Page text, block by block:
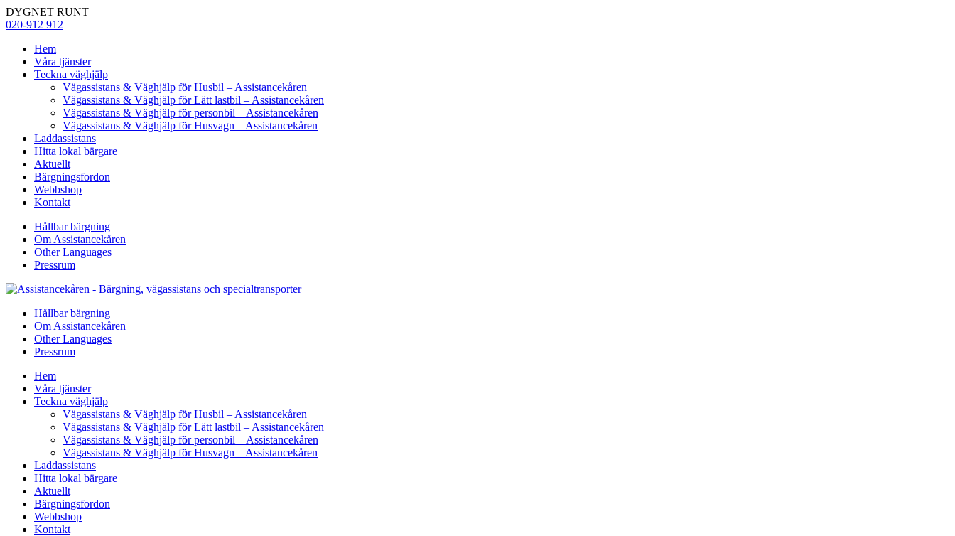
DYGNET RUNT
020-912 912
Hem
Våra tjänster
Teckna väghjälp
Vägassistans & Väghjälp för Husbil – Assistancekåren
Vägassistans & Väghjälp för Lätt lastbil – Assistancekåren
Vägassistans & Väghjälp för personbil – Assistancekåren
Vägassistans & Väghjälp för Husvagn – Assistancekåren
Laddassistans
Hitta lokal bärgare
Aktuellt
Bärgningsfordon
Webbshop
Kontakt
Hållbar bärgning
Om Assistancekåren
Other Languages
Pressrum
Hållbar bärgning
Om Assistancekåren
Other Languages
Pressrum
Hem
Våra tjänster
Teckna väghjälp
Vägassistans & Väghjälp för Husbil – Assistancekåren
Vägassistans & Väghjälp för Lätt lastbil – Assistancekåren
Vägassistans & Väghjälp för personbil – Assistancekåren
Vägassistans & Väghjälp för Husvagn – Assistancekåren
Laddassistans
Hitta lokal bärgare
Aktuellt
Bärgningsfordon
Webbshop
Kontakt